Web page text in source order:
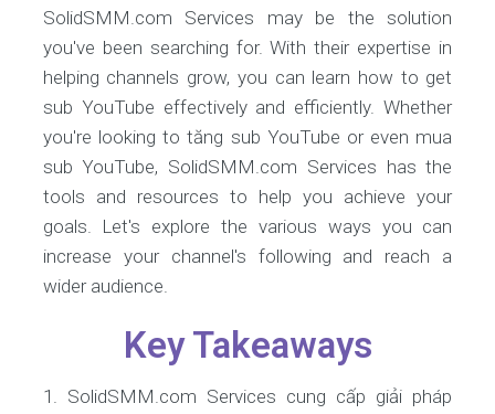
SolidSMM.com Services may be the solution
you've been searching for. With their expertise in
helping channels grow, you can learn how to get
sub YouTube effectively and efficiently. Whether
you're looking to tăng sub YouTube or even mua
sub YouTube, SolidSMM.com Services has the
tools and resources to help you achieve your
goals. Let's explore the various ways you can
increase your channel's following and reach a
wider audience.
Key Takeaways
SolidSMM.com Services cung cấp giải pháp